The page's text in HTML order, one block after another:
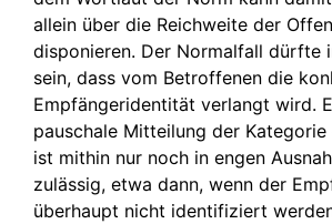
allein über die Reichweite der
disponieren. Der Normalfall dürfte
sein, dass vom Betroffenen die
Empfängeridentität verlangt wird.
pauschale Mitteilung der
ist mithin nur noch in engen
zulässig, etwa dann, wenn der
überhaupt nicht identifiziert